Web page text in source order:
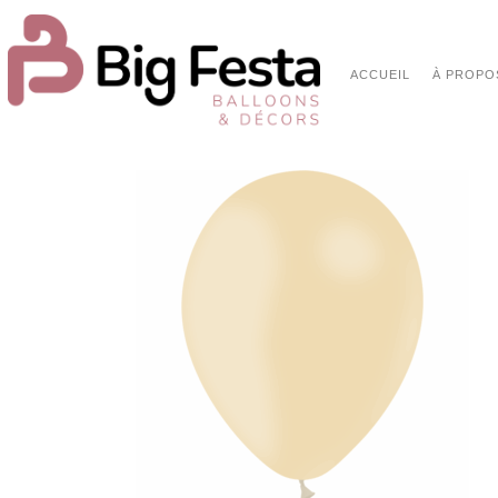
ACCUEIL À